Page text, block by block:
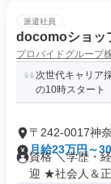
派遣社員
docomoショッ
プロバイドグループ
次世代キャリア
の10時スタート
〒242-0017神
月給23万円～
資格 ＼学歴・
迎 ★社会人＆正